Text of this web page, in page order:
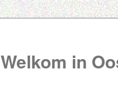
Welkom in